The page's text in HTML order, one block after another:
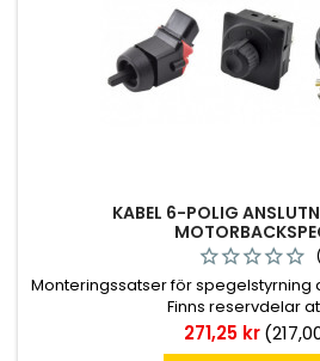
KABEL 6-POLIG
Monteringssatser för spegelstyrning
Finns reservdelar
Pris
271,25 kr